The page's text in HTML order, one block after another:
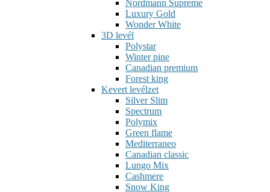
Nordmann Supreme
Luxury Gold
Wonder White
3D levél
Polystar
Winter pine
Canadian premium
Forest king
Kevert levélzet
Silver Slim
Spectrum
Polymix
Green flame
Mediterraneo
Canadian classic
Lungo Mix
Cashmere
Snow King